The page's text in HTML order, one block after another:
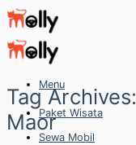
Skip
to
content
Menu
Paket Wisata
Sewa Mobil
Tag Archives:
Maor